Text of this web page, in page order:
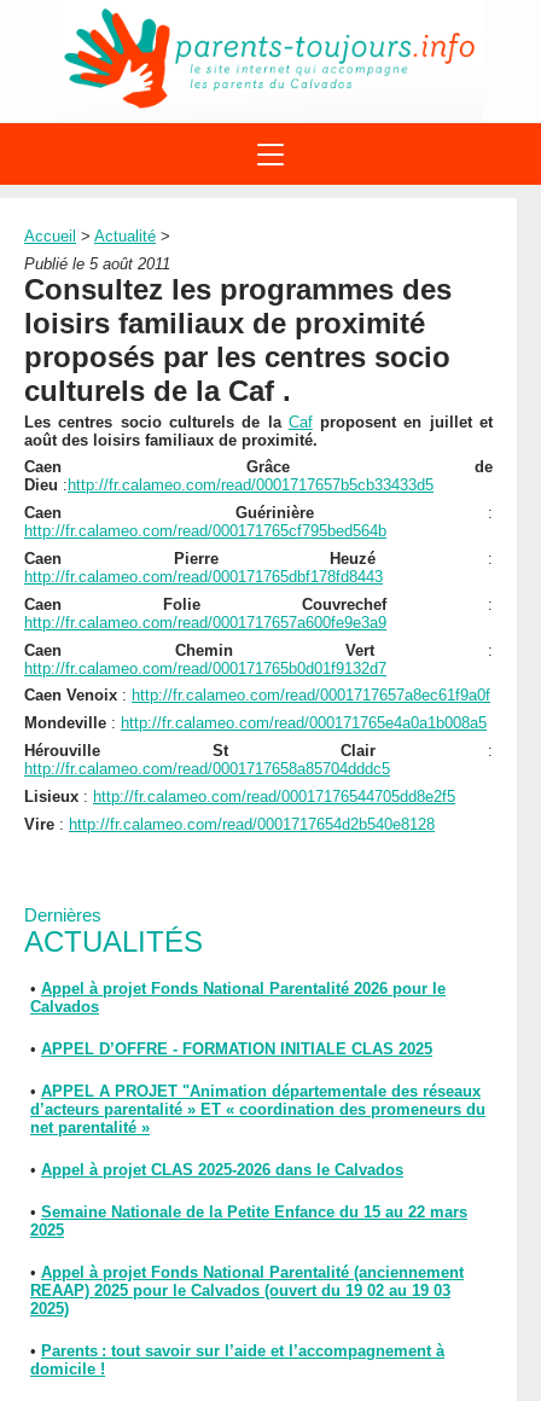
À PROPOS DU REAAP
1ÈRE VISITE
ACTUALITÉ
AGENDA
DISPOSITIFS PARENTALITÉ
SITES INTERNET
NUMÉROS VERTS
LEXIQUE
LETTRES D’INFO
MENTIONS LÉGALES
CONTACT
STRUCTURES
DOCUMENTS
FORMATIONS
Dernières
ACTUALITÉS
• Appel à projet Fonds National Parentalité 2026 pour le
Calvados
• APPEL D’OFFRE - FORMATION INITIALE CLAS 2025
• APPEL A PROJET "Animation départementale des réseaux
d’acteurs parentalité » ET « coordination des promeneurs du
net parentalité »
• Appel à projet CLAS 2025-2026 dans le Calvados
• Semaine Nationale de la Petite Enfance du 15 au 22 mars
2025
• Appel à projet Fonds National Parentalité (anciennement
REAAP) 2025 pour le Calvados (ouvert du 19 02 au 19 03
2025)
• Parents : tout savoir sur l’aide et l’accompagnement à
domicile !
Accueil > Actualité >
Publié le 5 août 2011
Consultez les programmes des
loisirs familiaux de proximité
proposés par les centres socio
culturels de la Caf .
Les centres socio culturels de la Cafproposent en juillet et
août des loisirs familiaux de proximité.
Caen Grâce de
Dieu : http://fr.calameo.com/read/0001717657b5cb33433d5
Caen Guérinière :
http://fr.calameo.com/read/000171765cf795bed564b
Caen Pierre Heuzé :
http://fr.calameo.com/read/000171765dbf178fd8443
Caen Folie Couvrechef:
http://fr.calameo.com/read/0001717657a600fe9e3a9
Caen Chemin Vert :
http://fr.calameo.com/read/000171765b0d01f9132d7
Caen Venoix : http://fr.calameo.com/read/0001717657a8ec61f9a0f
Mondeville : http://fr.calameo.com/read/000171765e4a0a1b008a5
Hérouville St Clair :
http://fr.calameo.com/read/0001717658a85704dddc5
Lisieux : http://fr.calameo.com/read/00017176544705dd8e2f5
Vire : http://fr.calameo.com/read/0001717654d2b540e8128